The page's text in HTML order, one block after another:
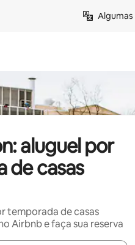
aluguel por
de casas
temporada de casas
Airbnb e faça sua reserva